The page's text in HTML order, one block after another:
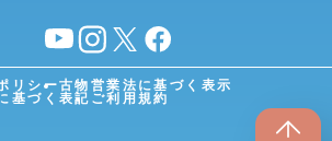
YouTubeinstagram
X facebook
リシー古物営業法に基づく表示
基づく表記 ご利用規約